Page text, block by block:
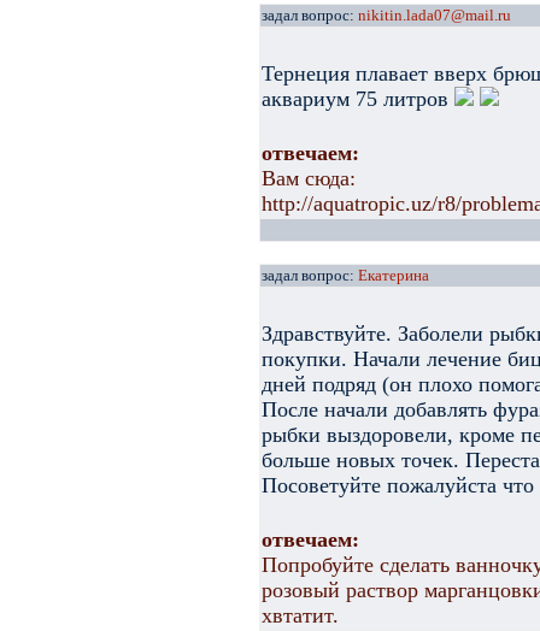
задал вопрос: nikitin.lada07@mail.ru
Тернеция плавает вверх
аквариум 75 литров
отвечаем:
Вам сюда:
http://aquatropic.uz/r8/
задал вопрос: Екатерина
Здравствуйте. Заболели
покупки. Начали лечение
дней подряд (он плохо
После начали добавлять
рыбки выздоровели, кроме
больше новых точек.
Посоветуйте пожалуйста
отвечаем:
Попробуйте сделать
розовый раствор
хвтатит.